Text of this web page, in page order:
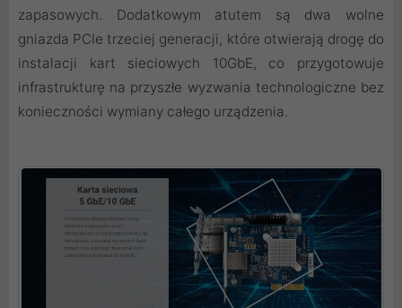
zapasowych. Dodatkowym atutem są dwa wolne
gniazda PCIe trzeciej generacji, które otwierają drogę do
instalacji kart sieciowych 10GbE, co przygotowuje
infrastrukturę na przyszłe wyzwania technologiczne bez
konieczności wymiany całego urządzenia.